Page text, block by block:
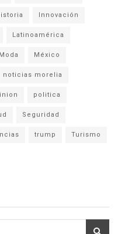
Innovación
Latinoamérica
Moda México
noticias morelia
politica
Seguridad
trump Turismo